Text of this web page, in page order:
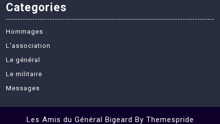
Categories
Hommages
L'association
Le général
Le militaire
Messages
Les Amis du Général Bigeard By Themespride